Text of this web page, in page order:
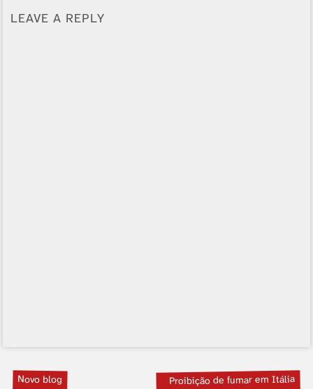
LEAVE A REPLY
Novo blog Proibição de fumar em Itália